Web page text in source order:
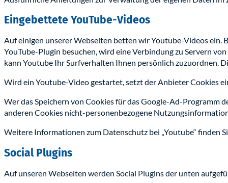
Eingebettete YouTube-Videos
Auf einigen unserer Webseiten betten wir Youtube-Videos ein.
YouTube-Plugin besuchen, wird eine Verbindung zu Servern
kann Youtube Ihr Surfverhalten Ihnen persönlich zuzuordnen.
Wird ein Youtube-Video gestartet, setzt der Anbieter Cookies
Wer das Speichern von Cookies für das Google-Ad-Programm
anderen Cookies nicht-personenbezogene
Weitere Informationen zum Datenschutz bei „Youtube“
Social Plugins
Auf unseren Webseiten werden Social Plugins der unten